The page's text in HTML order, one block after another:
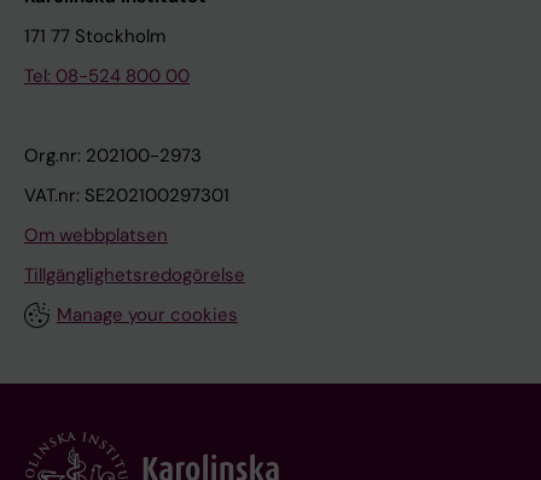
171 77 Stockholm
Tel: 08-524 800 00
Org.nr: 202100-2973
VAT.nr: SE202100297301
Om webbplatsen
Tillgänglighetsredogörelse
Manage your cookies